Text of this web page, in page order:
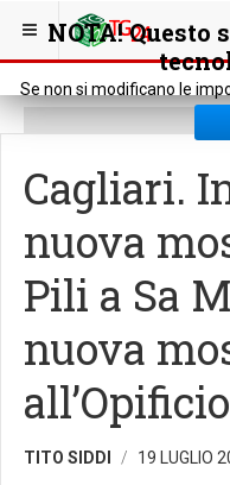
NOTA!
Se non si modificano le
SEI QUI: CULTURA
Cagliari.
nuova
Pili a Sa
nuova
TITO SIDDI 19 LUGLIO